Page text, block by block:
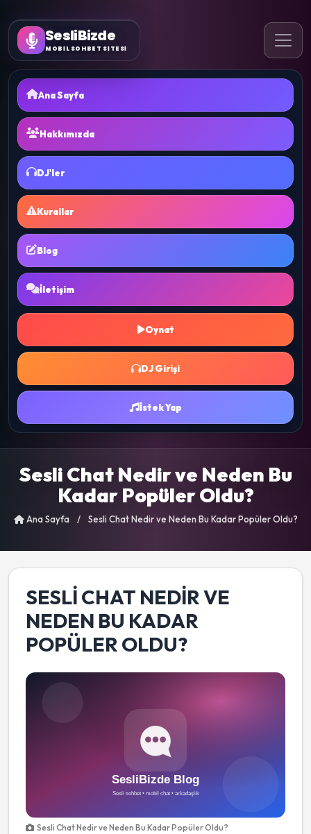
SesliBizde
MOBİL SOHBET SİTESİ
Ana Sayfa
Hakkımızda
DJ'ler
Kurallar
Blog
İletişim
Oynat
DJ Girişi
İstek Yap
Sesli Chat Nedir ve Neden Bu
Kadar Popüler Oldu?
Ana Sayfa / Sesli Chat Nedir ve Neden Bu Kadar Popüler Oldu?
SESLI CHAT NEDIR VE
NEDEN BU KADAR
POPÜLER OLDU?
Sesli Chat Nedir ve Neden Bu Kadar Popüler Oldu?